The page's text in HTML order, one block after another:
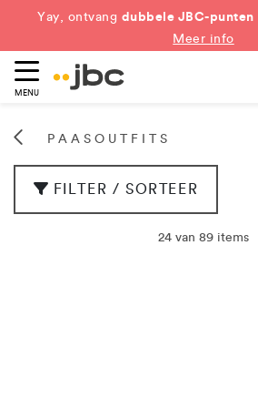
Yay, ontvang dubbele JBC-punten
Meer info
MENU
PAASOUTFITS
FILTER / SORTEER
24 van 89 items